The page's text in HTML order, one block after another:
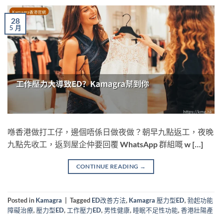
28
5 月
喺香港做打工仔，邊個唔係日做夜做？朝早九點返工，夜晚
九點先收工，返到屋企仲要回覆 WhatsApp 群組嘅 w […]
CONTINUE READING →
Posted in Kamagra Tagged ED改善方法, Kamagra 壓力型ED,勃起功能
障礙治療, 壓力型ED, 工作壓力ED, 男性健康, 睡眠不足性功能,香港壯陽產